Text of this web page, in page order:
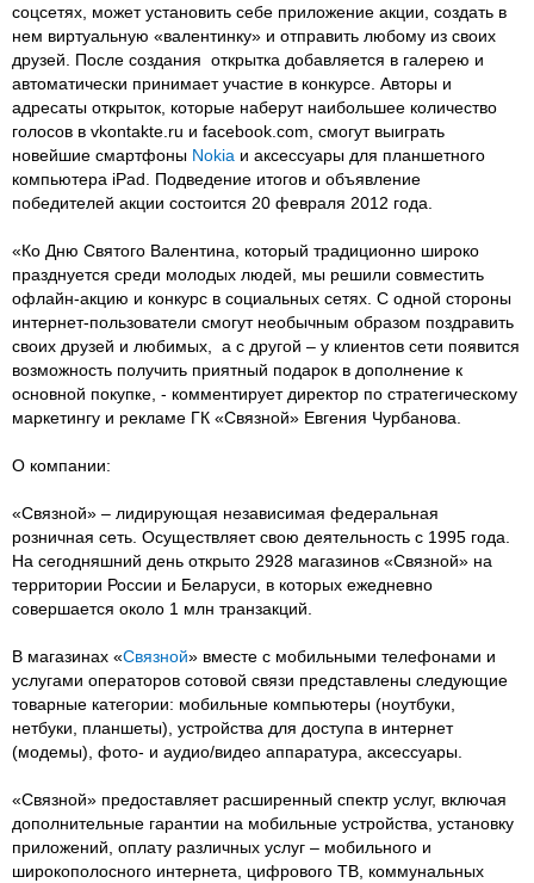
соцсетях, может установить себе приложение акции, создать в
нем виртуальную «валентинку» и отправить любому из своих
друзей. После создания открытка добавляется в галерею и
автоматически принимает участие в конкурсе. Авторы и
адресаты открыток, которые наберут наибольшее количество
голосов в vkontakte.ru и facebook.com, смогут выиграть
новейшие смартфоны Nokia и аксессуары для планшетного
компьютера iPad. Подведение итогов и объявление
победителей акции состоится 20 февраля 2012 года.
«Ко Дню Святого Валентина, который традиционно широко
празднуется среди молодых людей, мы решили совместить
офлайн-акцию и конкурс в социальных сетях. С одной стороны
интернет-пользователи смогут необычным образом поздравить
своих друзей и любимых, а с другой – у клиентов сети появится
возможность получить приятный подарок в дополнение к
основной покупке, - комментирует директор по стратегическому
маркетингу и рекламе ГК «Связной» Евгения Чурбанова.
О компании:
«Связной» – лидирующая независимая федеральная
розничная сеть. Осуществляет свою деятельность с 1995 года.
На сегодняшний день открыто 2928 магазинов «Связной» на
территории России и Беларуси, в которых ежедневно
совершается около 1 млн транзакций.
В магазинах «Связной» вместе с мобильными телефонами и
услугами операторов сотовой связи представлены следующие
товарные категории: мобильные компьютеры (ноутбуки,
нетбуки, планшеты), устройства для доступа в интернет
(модемы), фото- и аудио/видео аппаратура, аксессуары.
«Связной» предоставляет расширенный спектр услуг, включая
дополнительные гарантии на мобильные устройства, установку
приложений, оплату различных услуг – мобильного и
широкополосного интернета, цифрового ТВ, коммунальных